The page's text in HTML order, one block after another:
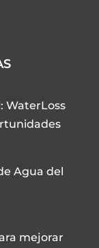
WaterLoss
Agua del
mejorar